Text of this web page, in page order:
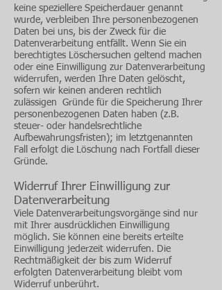
keine speziellere Speicherdauer genannt
wurde, verbleiben Ihre personenbezogenen
Daten bei uns, bis der Zweck für die
Datenverarbeitung entfällt. Wenn Sie ein
berechtigtes Löschersuchen geltend machen
oder eine Einwilligung zur Datenverarbeitung
widerrufen, werden Ihre Daten gelöscht,
sofern wir keinen anderen rechtlich
zulässigen Gründe für die Speicherung Ihrer
personenbezogenen Daten haben (z.B.
steuer- oder handelsrechtliche
Aufbewahrungsfristen); im letztgenannten
Fall erfolgt die Löschung nach Fortfall dieser
Gründe.
Widerruf Ihrer Einwilligung zur
Datenverarbeitung
Viele Datenverarbeitungsvorgänge sind nur
mit Ihrer ausdrücklichen Einwilligung
möglich. Sie können eine bereits erteilte
Einwilligung jederzeit widerrufen. Die
Rechtmäßigkeit der bis zum Widerruf
erfolgten Datenverarbeitung bleibt vom
Widerruf unberührt.